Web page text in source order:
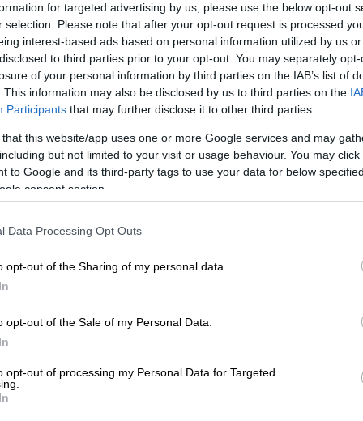
for targeted advertising by us, please use the below opt-out
selection. Please note that after your opt-out request is processed
interest-based ads based on personal information utilized by us
to third parties prior to your opt-out. You may separately
of your personal information by third parties on the IAB’s list of
This information may also be disclosed by us to third parties on the
Participants that may further disclose it to other third parties.
that this website/app uses one or more Google services and may
but not limited to your visit or usage behaviour. You may
to Google and its third-party tags to use your data for below
consent section.
Data Processing Opt Outs
opt-out of the Sharing of my personal data.
opt-out of the Sale of my Personal Data.
opt-out of processing my Personal Data for Targeted
«πλήρη αποκλεισμό» κατά
καιταξιδεύουν προς ή από τη
Αμερική ο Τραμπ: Νέες απειλές
ξεκινήσουν χερσαίες επιθέσεις»
τη Βενεζουέλα «ξένη
ναυτικό αποκλεισμό
πρόεδρό της ότι οιθρασύτατες και
δήλωσε ο Βλαντιμίρ Παντρίνο,